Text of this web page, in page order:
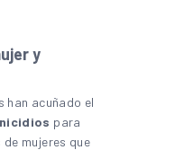
y
han acuñado el
para
mujeres que